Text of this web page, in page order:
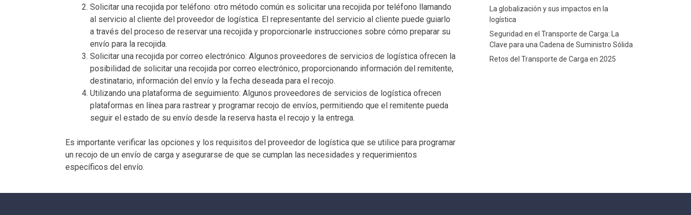
Solicitar una recojida por teléfono: otro método común es solicitar una recojida por teléfono llamando
al servicio al cliente del proveedor de logística. El representante del servicio al cliente puede guiarlo
a través del proceso de reservar una recojida y proporcionarle instrucciones sobre cómo preparar su
envío para la recojida.
Solicitar una recojida por correo electrónico: Algunos proveedores de servicios de logística ofrecen la
posibilidad de solicitar una recojida por correo electrónico, proporcionando información del remitente,
destinatario, información del envío y la fecha deseada para el recojo.
Utilizando una plataforma de seguimiento: Algunos proveedores de servicios de logística ofrecen
plataformas en línea para rastrear y programar recojo de envíos, permitiendo que el remitente pueda
seguir el estado de su envío desde la reserva hasta el recojo y la entrega.
Es importante verificar las opciones y los requisitos del proveedor de logística que se utilice para programar
un recojo de un envío de carga y asegurarse de que se cumplan las necesidades y requerimientos
específicos del envío.
La globalización y sus impactos en la
logística
Seguridad en el Transporte de Carga: La
Clave para una Cadena de Suministro Sólida
Retos del Transporte de Carga en 2025